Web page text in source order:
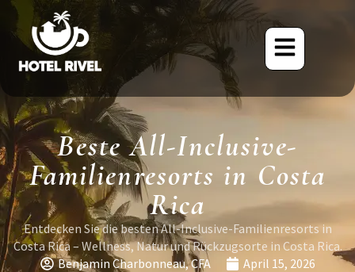
Beste All-Inclusive-
Familienresorts in Costa
Rica
Entdecken Sie die besten All-Inclusive-Familienresorts in
Costa Rica – Wellness, Natur und Rückzugsorte in Costa Rica.
Benjamin Charbonneau, CFA
April 15, 2026